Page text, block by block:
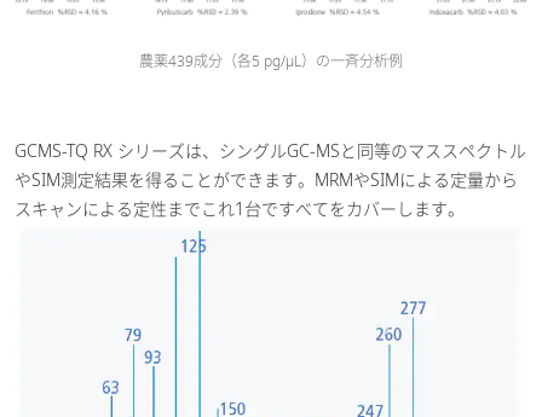
農薬439成分（各5 pg/μL）の一斉分析例
GCMS-TQ RX シリーズは、シングルGC-MSと同等のマススペクトル
やSIM測定結果を得ることができます。MRMやSIMによる定量から
スキャンによる定性までこれ1台ですべてをカバーします。